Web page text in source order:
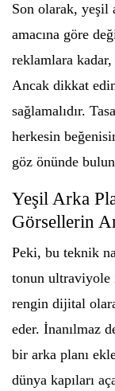
Son olarak, yeşil
amacına göre
reklamlara
Ancak dikkat
sağlamalıdır.
herkesin
göz önünde
Yeşil Arka
Görsellerin
Peki, bu teknik
tonun ultraviyole
rengin dijital
eder. İnanılmaz
bir arka planı
dünya kapıları